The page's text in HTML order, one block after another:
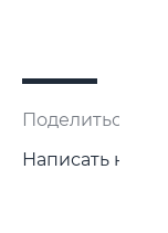
Поделиться:
Написать нам